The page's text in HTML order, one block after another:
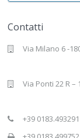
Contatti
Via Milano 6 -
Via Ponti 22 R –
+39 0183.493291